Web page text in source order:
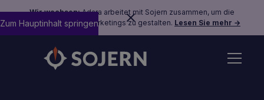
Wir wachsen:Adara arbeitet mit Sojern zusammen, um die
Zukunft des Reisemarketings zu gestalten. Lesen Sie mehr →
Zum Hauptinhalt springen